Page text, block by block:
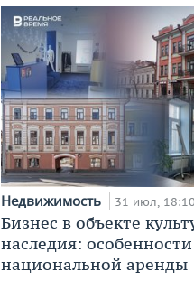
Недвижимость 31 июл,
Бизнес в объекте
наследия: особенности
национальной аренды